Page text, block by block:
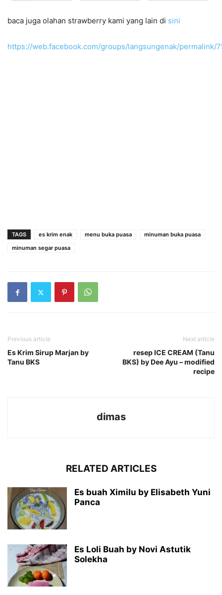
baca juga olahan strawberry kami yang lain di sini
https://web.facebook.com/groups/langsungenak/permalink/
TAGS es krim enak menu buka puasa
minuman buka puasa
minuman segar puasa
Previous article
Es Krim Sirup Marjan by
Tanu BKS
Next article
resep ICE CREAM (Tanu
BKS) by Dee Ayu – modified
recipe
dimas
RELATED ARTICLES
Es buah Ximilu by Elisabeth Yuni
Panca
Es Loli Buah by Novi Astutik
Solekha